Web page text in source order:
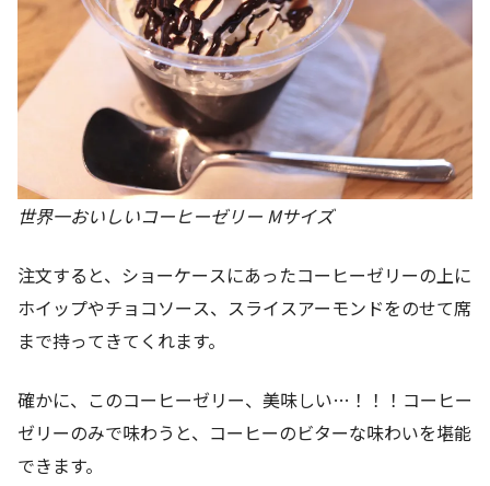
世界一おいしいコーヒーゼリー Mサイズ
注文すると、ショーケースにあったコーヒーゼリーの上に
ホイップやチョコソース、スライスアーモンドをのせて席
まで持ってきてくれます。
確かに、このコーヒーゼリー、美味しい…！！！コーヒー
ゼリーのみで味わうと、コーヒーのビターな味わいを堪能
できます。